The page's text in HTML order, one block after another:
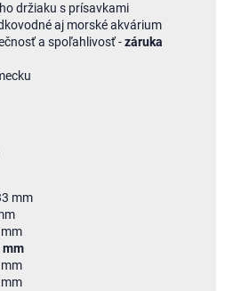
držiaku s prísavkami
aj morské akvárium
a spoľahlivosť-záruka
mm
mm
mm
mm
mm